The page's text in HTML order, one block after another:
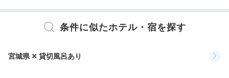
18:00
テレビ 冷蔵庫 エアコン スリッパ セーフティボックス
洗浄機付トイレ 浴衣 歯ブラシ カミソリ 洗顔 シャンプー
ボディソープ シャワーキャップ タオル
バスタオル
条件に似たホテル・宿を探す
宮城県 ✕ 貸切風呂あり